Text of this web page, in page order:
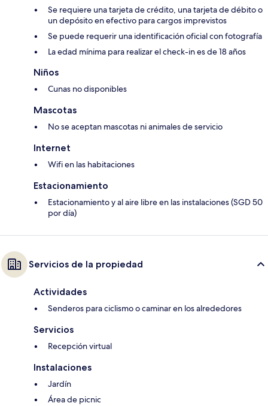
Se requiere una tarjeta de crédito, una tarjeta de débito o
un depósito en efectivo para cargos imprevistos
Se puede requerir una identificación oficial con fotografía
La edad mínima para realizar el check-in es de 18 años
Niños
Cunas no disponibles
Mascotas
No se aceptan mascotas ni animales de servicio
Internet
Wifi en las habitaciones
Estacionamiento
Estacionamiento y al aire libre en las instalaciones (SGD 50
por día)
Servicios de la propiedad
Actividades
Senderos para ciclismo o caminar en los alrededores
Servicios
Recepción virtual
Instalaciones
Jardín
Área de picnic